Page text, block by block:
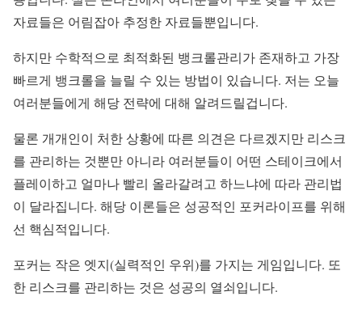
자료들은 어림잡아 추정한 자료들뿐입니다.
하지만 수학적으로 최적화된 뱅크롤관리가 존재하고 가장
빠르게 뱅크롤을 늘릴 수 있는 방법이 있습니다. 저는 오늘
여러분들에게 해당 전략에 대해 알려드릴겁니다.
물론 개개인이 처한 상황에 따른 의견은 다르겠지만 리스크
를 관리하는 것뿐만 아니라 여러분들이 어떤 스테이크에서
플레이하고 얼마나 빨리 올라갈려고 하느냐에 따라 관리법
이 달라집니다. 해당 이론들은 성공적인 포커라이프를 위해
선 핵심적입니다.
포커는 작은 엣지(실력적인 우위)를 가지는 게임입니다. 또
한 리스크를 관리하는 것은 성공의 열쇠입니다.